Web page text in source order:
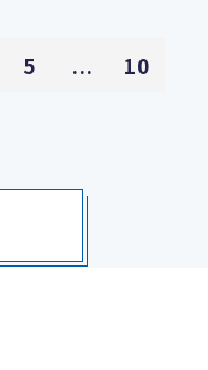
5 ... 10